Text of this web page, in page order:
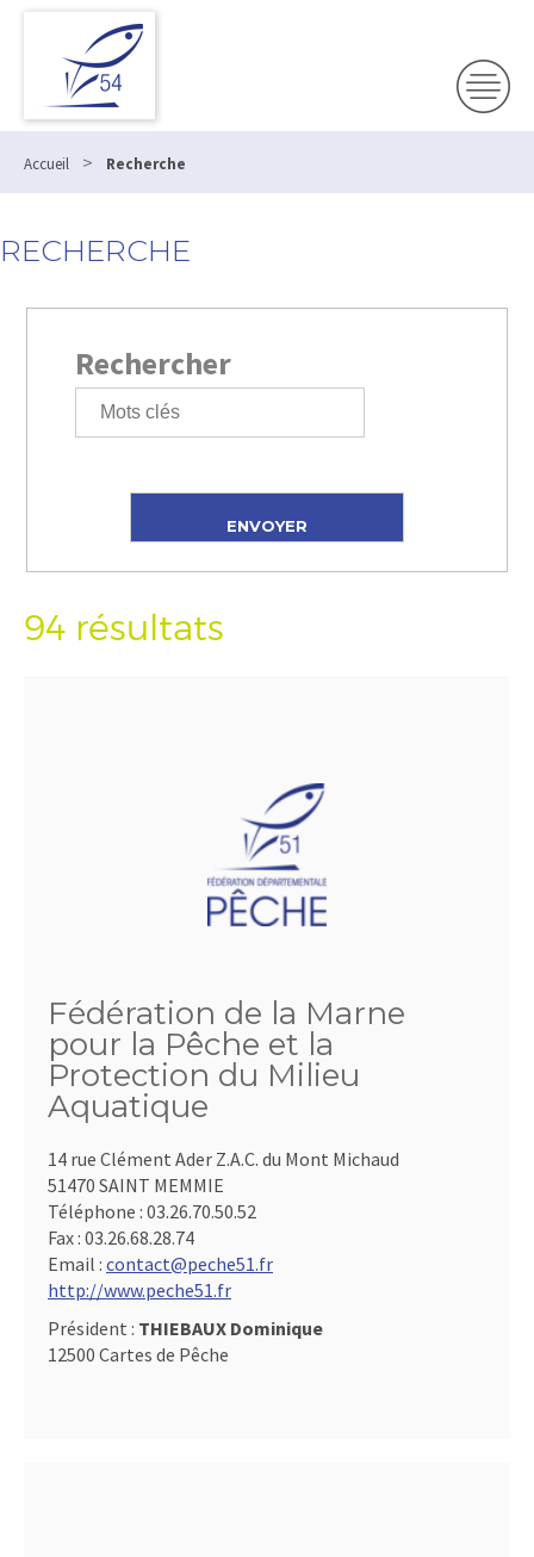
Accueil > Recherche
RECHERCHE
Rechercher
94 résultats
Fédération de la Marne
pour la Pêche et la
Protection du Milieu
Aquatique
14 rue Clément Ader Z.A.C. du Mont Michaud
51470 SAINT MEMMIE
Téléphone : 03.26.70.50.52
Fax : 03.26.68.28.74
Email : contact@peche51.fr
http://www.peche51.fr
Président : THIEBAUX Dominique
12500 Cartes de Pêche